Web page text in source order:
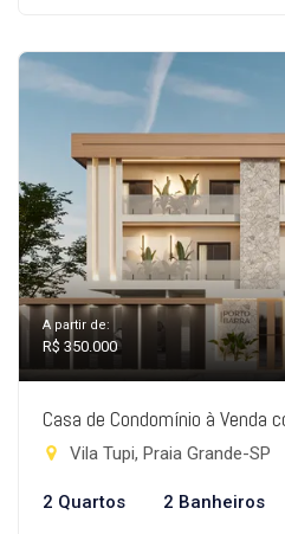
A partir de:
R$ 350.000
Casa de Condomínio à Venda
Vila Tupi, Praia Grande-SP
2 Quartos 2 Banheiros